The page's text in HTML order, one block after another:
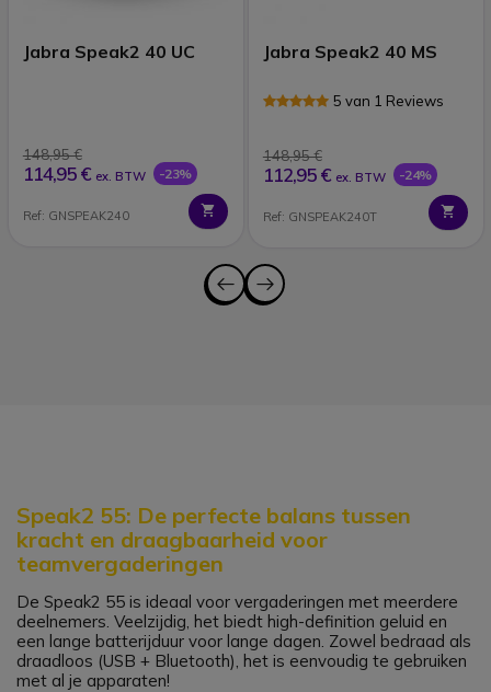
Jabra Speak2 40 UC
148,95 €
114,95 € ex. BTW -23%
Ref: GNSPEAK240
Jabra Speak2 40 MS
5 van 1 Reviews
148,95 €
112,95 € ex. BTW -24%
Ref: GNSPEAK240T
Speak2 55: De perfecte balans tussen
kracht en draagbaarheid voor
teamvergaderingen
De Speak2 55 is ideaal voor vergaderingen met meerdere
deelnemers. Veelzijdig, het biedt high-definition geluid en
een lange batterijduur voor lange dagen. Zowel bedraad als
draadloos (USB + Bluetooth), het is eenvoudig te gebruiken
met al je apparaten!